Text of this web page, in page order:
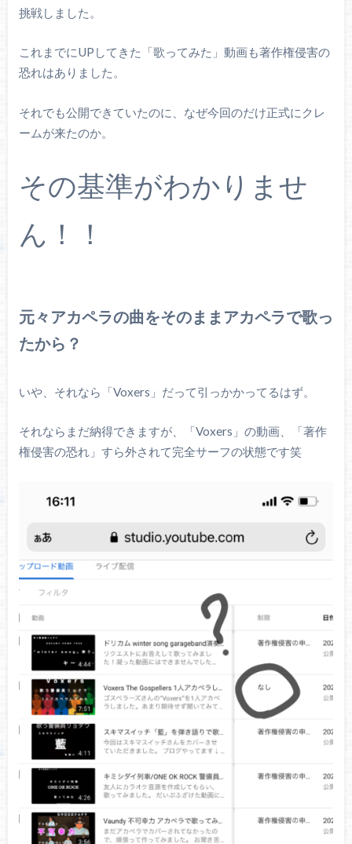
挑戦しました。
これまでにUPしてきた「歌ってみた」動画も著作権侵害の
恐れはありました。
それでも公開できていたのに、なぜ今回のだけ正式にクレ
ームが来たのか。
その基準がわかりませ
ん！！
元々アカペラの曲をそのままアカペラで歌っ
たから？
いや、それなら「Voxers」だって引っかかってるはず。
それならまだ納得できますが、「Voxers」の動画、「著作
権侵害の恐れ」すら外されて完全サーフの状態です笑